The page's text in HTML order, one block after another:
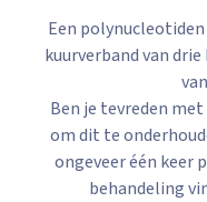
Een
kuurverband van
Ben je tevreden
om dit te
ongeveer één keer
behandeling